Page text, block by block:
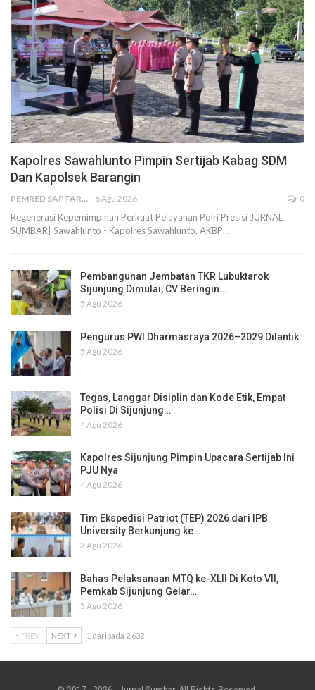
Kapolres Sawahlunto Pimpin Sertijab Kabag SDM
Dan Kapolsek Barangin
PEMRED SAPTARIUS 6 Agu 2026 0
Regenerasi Kepemimpinan Perkuat Pelayanan Polri Presisi JURNAL
SUMBAR| Sawahlunto - Kapolres Sawahlunto, AKBP…
Pembangunan Jembatan TKR Lubuktarok
Sijunjung Dimulai, CV Beringin…
5 Agu 2026
Pengurus PWI Dharmasraya 2026–2029 Dilantik
5 Agu 2026
Tegas, Langgar Disiplin dan Kode Etik, Empat
Polisi Di Sijunjung…
4 Agu 2026
Kapolres Sijunjung Pimpin Upacara Sertijab Ini
PJU Nya
4 Agu 2026
Tim Ekspedisi Patriot (TEP) 2026 dari IPB
University Berkunjung ke…
3 Agu 2026
Bahas Pelaksanaan MTQ ke-XLII Di Koto VII,
Pemkab Sijunjung Gelar…
3 Agu 2026
PREV NEXT 1 daripada 2,632